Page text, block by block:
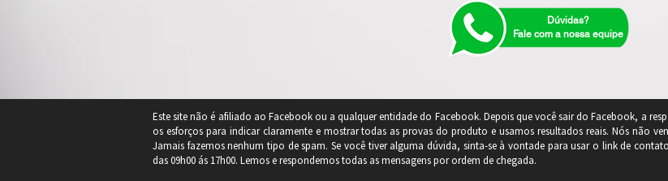
Este site não é afiliado ao Facebook ou a qualquer entidade do Facebook. Depois que você sair do Facebook, a
os esforços para indicar claramente e mostrar todas as provas do produto e usamos resultados reais. Nós não
Jamais fazemos nenhum tipo de spam. Se você tiver alguma dúvida, sinta-se à vontade para usar o link de
das 09h00 ás 17h00. Lemos e respondemos todas as mensagens por ordem de chegada.
Fale com a nossa equipe
Dúvidas?